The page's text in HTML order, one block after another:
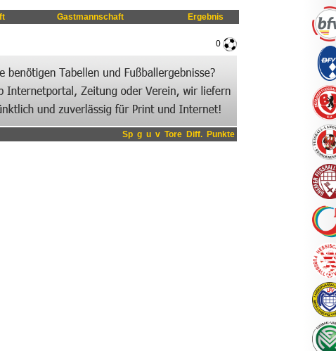
Gastmannschaft Ergebnis
0
Sp g u v Tore Diff. Punkte